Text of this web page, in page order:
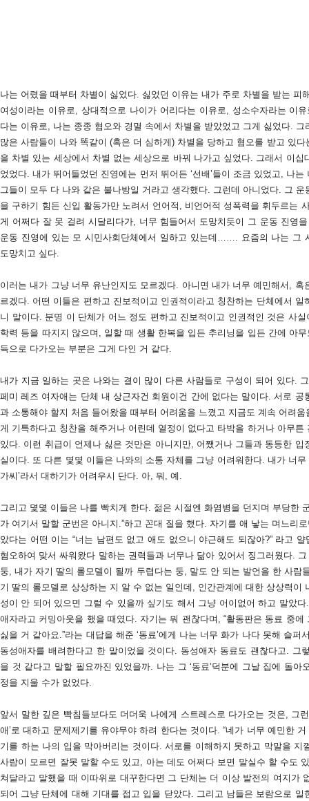
나는 어렸을 때부터 차별이 싫었다. 싫었던 이유는 내가 주로 차별을 받는 피
여성이라는 이유로, 상대적으로 나이가 어리다는 이유로, 성소수자라는 이
다는 이유로, 나는 종종 혐오와 경멸 속에서 차별을 받았었고 그게 싫었다.
많은 사람들이 나와 똑같이 (혹은 더 심하게) 차별을 당하고 혐오를 받고 있
을 차별 있는 세상에서 차별 없는 세상으로 바꿔 나가고 싶었다. 그래서 이
었었다. 내가 뛰어들었던 진영에는 먼저 뛰어든 ‘선배’들이 조금 있었고, 나
그들이 모두 다 나와 같은 불나방일 거라고 생각했다. 그런데 아니었다. 그
을 구하기 힘든 신입 활동가만 노려서 언어적, 비언어적 성폭력을 휘두르는
게 어쩌다 잘 못 걸려 시달리다가, 너무 힘들어서 도망치듯이 그 운동 진영
운동 진영에 있는 모 시민사회단체에서 일하고 있는데……. 요즘의 나는 그
도망치고 싶다.
이러는 내가 그냥 너무 유난인지도 모르겠다. 아니면 내가 너무 예민해서,
르겠다. 어떤 이들은 편하고 진보적이고 인권적이라고 칭찬하는 단체에서
니 말이다. 분명 이 단체가 어느 정도 편하고 진보적이고 인권적인 것은 사
학력 등을 따지지 않으며, 일할 때 생활 한복을 입든 추리닝을 입든 간에 아
득으로 다가오는 부분은 그게 다인 거 같다.
내가 지금 일하는 곳은 나와는 결이 많이 다른 사람들로 구성이 되어 있다.
페미 레즈 여자애는 단체 내 상근자건 회원이건 간에 없다는 말이다. 서로
과 소통해야 할지 처음 들어왔을 때부터 어려움을 느꼈고 지금도 계속 어려
게 기특하다고 칭찬을 해주거나 어린데 열정이 없다고 타박을 하거나 아무
있다. 이런 취급이 언제나 싫은 것만은 아니지만, 어쨌거나 그들과 동등한
실이다. 또 다른 몇몇 이들은 나와의 소통 자체를 그냥 어려워한다. 내가 너무
가씨’라서 대하기가 어려우시 단다. 아, 뭐, 예.
그리고 몇몇 이들은 나를 빡치게 한다. 젊은 시절엔 화염병을 던지며 부당한
가 여기서 말할 군번은 아니지.”하고 꼰대 질을 했다. 자기를 애 낳는 며느리
았다는 어떤 이는 “너는 남편도 없고 애도 없으니 야근해도 되잖아?” 라고
혐오하여 맞서 싸워왔다 말하는 권력들과 너무나 닮아 있어서 징그러웠다.
둥, 내가 자기 딸의 롤모델이 될까 두렵다는 둥, 말도 안 되는 발언을 한 사람
기 딸의 롤모델로 상상하는 지 알 수 없는 일인데, 인간관계에 대한 상상력이
성이 안 되어 있으면 그럴 수 있을까 싶기도 해서 그냥 어이없어 하고 말았
애자라고 커밍아웃을 했을 때였다. 자기는 뭐 괜찮다며, “활동판은 동료 중
싫을 거 같아요.”라는 대답을 해준 ‘동료’에게 나는 너무 화가 나다 못해 슬
동성애자를 배려한다고 한 말이었을 것이다. 동성애자 동료도 괜찮다고. 그
을 것 같다고 말할 필요까진 있었을까. 나는 그 ‘동료’덕분에 그날 집에 돌
정을 지울 수가 없었다.
앞서 말한 깊은 빡침들보다도 더더욱 나에게 스트레스로 다가오는 것은, 그
애’로 대하고 문제제기를 유야무야 하려 한다는 것이다. “네가 너무 예민한
기를 하는 나의 입을 막아버리는 것이다. 서로를 이해하지 못하고 막말을
사람이 모르면 잘못 말할 수도 있고, 아는 데도 어쩌다 보면 말실수 할 수도
쳐달라고 말했을 때 이따위로 대꾸한다면 그 단체는 더 이상 발전의 여지가
되어 그냥 단체에 대해 기대를 접고 입을 닫았다. 그리고 남들은 보람으로